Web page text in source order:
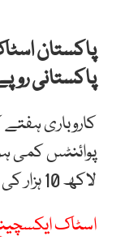
پاکستان
پاکستانی
لاکھ 10 ہزار کی بلند ترین سطح پر پہنچ گیا۔
اسٹاک ایکسچینج میں